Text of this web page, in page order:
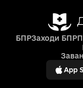
БПРЗаходи БПР
App